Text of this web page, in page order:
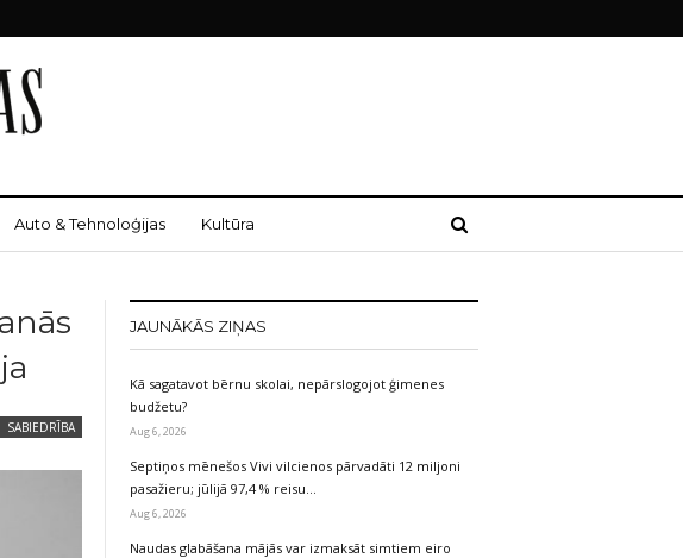
Auto & Tehnoloģijas Kultūra
SABIEDRĪBA
JAUNĀKĀS ZIŅAS
Kā sagatavot bērnu skolai, nepārslogojot ģimenes
budžetu?
Aug 6, 2026
Septiņos mēnešos Vivi vilcienos pārvadāti 12 miljoni
pasažieru; jūlijā 97,4 % reisu…
Aug 6, 2026
Naudas glabāšana mājās var izmaksāt simtiem eiro